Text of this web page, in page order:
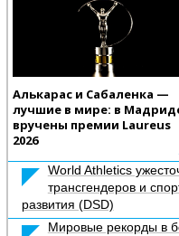
Алькарас и Сабаленка —
лучшие в мире: в
вручены премии Laureus
2026
World Athletics
трансгендеров и
развития (DSD)
Мировые рекорды в